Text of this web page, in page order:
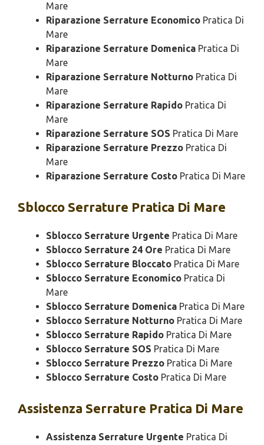
Mare
Riparazione Serrature Economico Pratica Di
Mare
Riparazione Serrature Domenica Pratica Di
Mare
Riparazione Serrature Notturno Pratica Di
Mare
Riparazione Serrature Rapido Pratica Di
Mare
Riparazione Serrature SOS Pratica Di Mare
Riparazione Serrature Prezzo Pratica Di
Mare
Riparazione Serrature Costo Pratica Di Mare
Sblocco Serrature Pratica Di Mare
Sblocco Serrature Urgente Pratica Di Mare
Sblocco Serrature 24 Ore Pratica Di Mare
Sblocco Serrature Bloccato Pratica Di Mare
Sblocco Serrature Economico Pratica Di
Mare
Sblocco Serrature Domenica Pratica Di Mare
Sblocco Serrature Notturno Pratica Di Mare
Sblocco Serrature Rapido Pratica Di Mare
Sblocco Serrature SOS Pratica Di Mare
Sblocco Serrature Prezzo Pratica Di Mare
Sblocco Serrature Costo Pratica Di Mare
Assistenza Serrature Pratica Di Mare
Assistenza Serrature Urgente Pratica Di